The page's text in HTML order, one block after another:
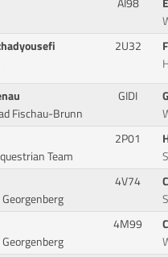
2U32
Fischau-Brunn
GIDI
Team
2P01
4V74
4M99